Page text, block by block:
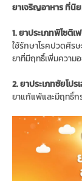
ยาเจริญอาหาร ที่นิ
1. ยาประเภทพิโซติ
ใช้รักษาโรคปวดศีร
ยาที่มีฤทธิ์เพิ่มความอ
2. ยาประเภทซัยโป
ยาแก้แพ้และมีฤทธิ์ก